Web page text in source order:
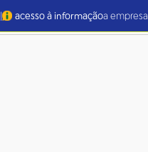
| acesso à informaçãoa empresa